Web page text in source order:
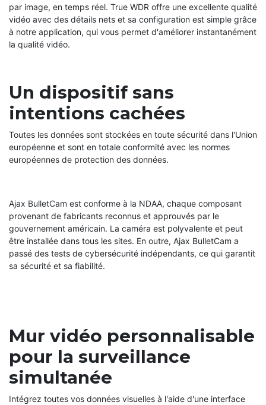
par image, en temps réel. True WDR offre une excellente qualité
vidéo avec des détails nets et sa configuration est simple grâce
à notre application, qui vous permet d'améliorer instantanément
la qualité vidéo.
Un dispositif sans
intentions cachées
Toutes les données sont stockées en toute sécurité dans l'Union
européenne et sont en totale conformité avec les normes
européennes de protection des données.
Ajax BulletCam est conforme à la NDAA, chaque composant
provenant de fabricants reconnus et approuvés par le
gouvernement américain. La caméra est polyvalente et peut
être installée dans tous les sites. En outre, Ajax BulletCam a
passé des tests de cybersécurité indépendants, ce qui garantit
sa sécurité et sa fiabilité.
Mur vidéo personnalisable
pour la surveillance
simultanée
Intégrez toutes vos données visuelles à l'aide d'une interface